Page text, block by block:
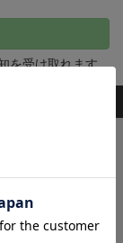
フ＋2、脱落し
人はライフ-1。
一番多かった人
カードがあり、
きる。
、いっぺんに複
する。
た後、ラウンド
を受け取れます
49件